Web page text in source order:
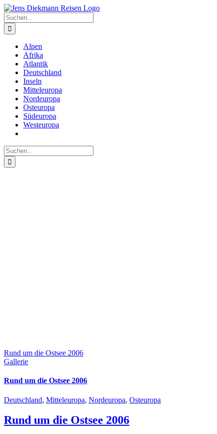
Zum
Inhalt
springen
Suche
nach:
Alpen
Afrika
Atlantik
Deutschland
Inseln
Mitteleuropa
Nordeuropa
Osteuropa
Südeuropa
Westeuropa
Suche
nach:
Rund um die Ostsee 2006
Gallerie
Rund um die Ostsee 2006
Deutschland, Mitteleuropa, Nordeuropa, Osteuropa
Rund um die Ostsee 2006